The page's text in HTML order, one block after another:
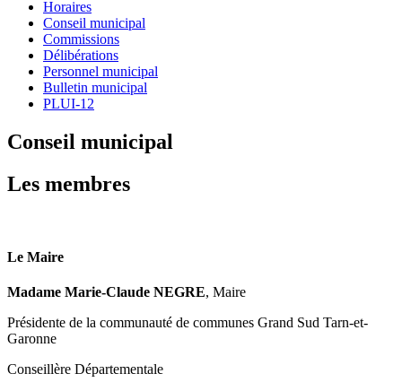
Horaires
Conseil municipal
Commissions
Délibérations
Personnel municipal
Bulletin municipal
PLUI-12
Conseil municipal
Les membres
Le Maire
Madame Marie-Claude NEGRE, Maire
Présidente de la communauté de communes Grand Sud Tarn-et-
Garonne
Conseillère Départementale